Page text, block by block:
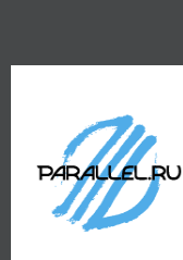
центр по